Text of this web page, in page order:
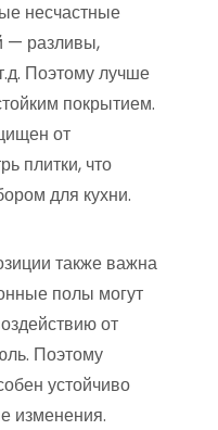
несчастные
— разливы,
Поэтому лучше
покрытием.
от
плитки, что
для кухни.
также важна
полы могут
от
Поэтому
устойчиво
изменения.